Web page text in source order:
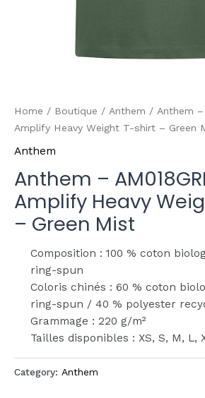
Home / Boutique / Anthem / Anthem –
Amplify Heavy Weight T-shirt – Green
Anthem
Anthem –
Amplify Heavy
– Green Mist
Composition : 100 % coton
ring-spun
Coloris chinés : 60 % coton
ring-spun / 40 % polyester
Grammage : 220 g/m²
Tailles disponibles : XS, S, M, L,
Category: Anthem